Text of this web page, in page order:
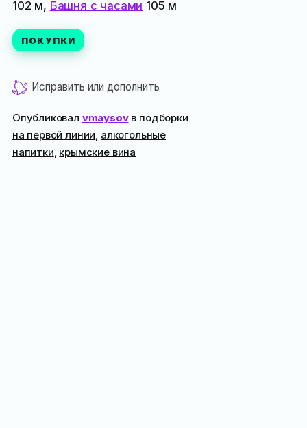
102 м, Башня с часами 105 м
ПОКУПКИ
Исправить или дополнить
Опубликовал vmaysovв подборки
на первой линии, алкогольные
напитки, крымские вина